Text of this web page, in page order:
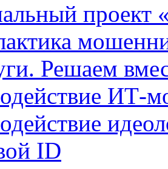
проект
Решаем
ИТ-
ID